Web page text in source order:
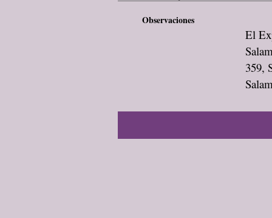
Observaciones
El
359,